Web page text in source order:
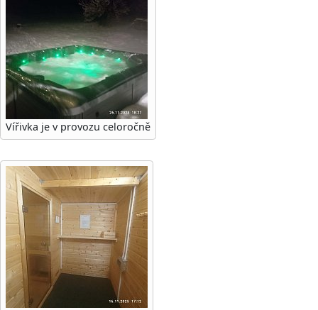
Vířivka je v provozu celoročně